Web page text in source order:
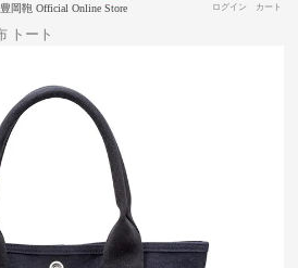
豊岡鞄 Official Online Store ログイン カート
トート